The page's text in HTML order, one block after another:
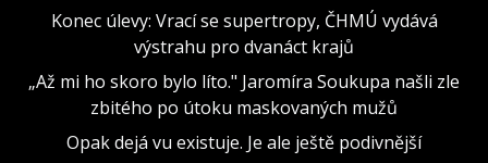
Konec úlevy: Vrací se supertropy, ČHMÚ vydává
výstrahu pro dvanáct krajů
„Až mi ho skoro bylo líto." Jaromíra Soukupa našli zle
zbitého po útoku maskovaných mužů
Opak dejá vu existuje. Je ale ještě podivnější